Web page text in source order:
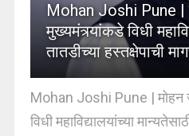
Mohan Joshi Pune |
मुख्यमंत्र्यांकडे विधी
तातडीच्या हस्तक्षेपाची
Mohan Joshi Pune | मोहन
विधी महाविद्यालयांच्या